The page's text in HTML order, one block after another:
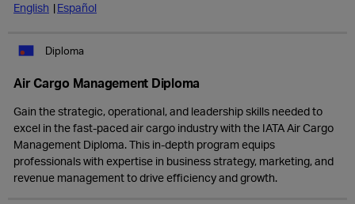
English
Español
Diploma
Air Cargo Management Diploma
Gain the strategic, operational, and leadership skills needed to
excel in the fast-paced air cargo industry with the IATA Air Cargo
Management Diploma. This in-depth program equips
professionals with expertise in business strategy, marketing, and
revenue management to drive efficiency and growth.